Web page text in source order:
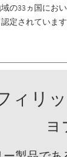
の33ヵ国にお
定されています
ィリ